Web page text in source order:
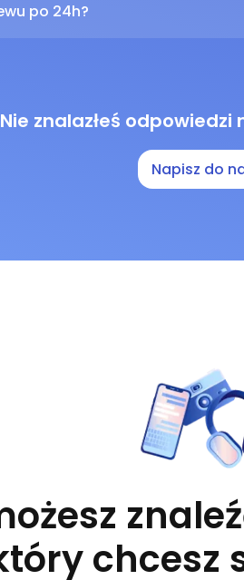
po 24h?
Nie znalazłeś
Napisz do
chcesz